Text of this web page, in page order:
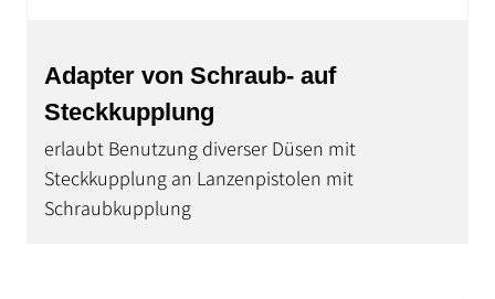
Adapter von Schraub- auf
Steckkupplung
erlaubt Benutzung diverser Düsen mit
Steckkupplung an Lanzenpistolen mit
Schraubkupplung